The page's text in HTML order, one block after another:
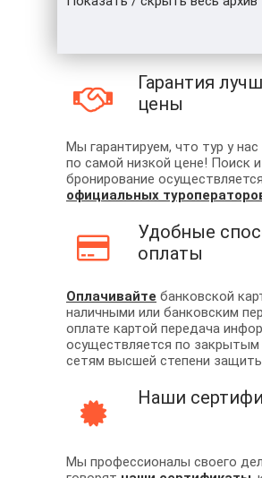
Гарантия
цены
Мы гарантируем, что тур у
по самой низкой цене! Поиск и
бронирование
официальных
Удобные
оплаты
Оплачивайте банковской
наличными или банковским
оплате картой передача
осуществляется по закрытым
сетям высшей степени
Наши
Мы профессионалы своего